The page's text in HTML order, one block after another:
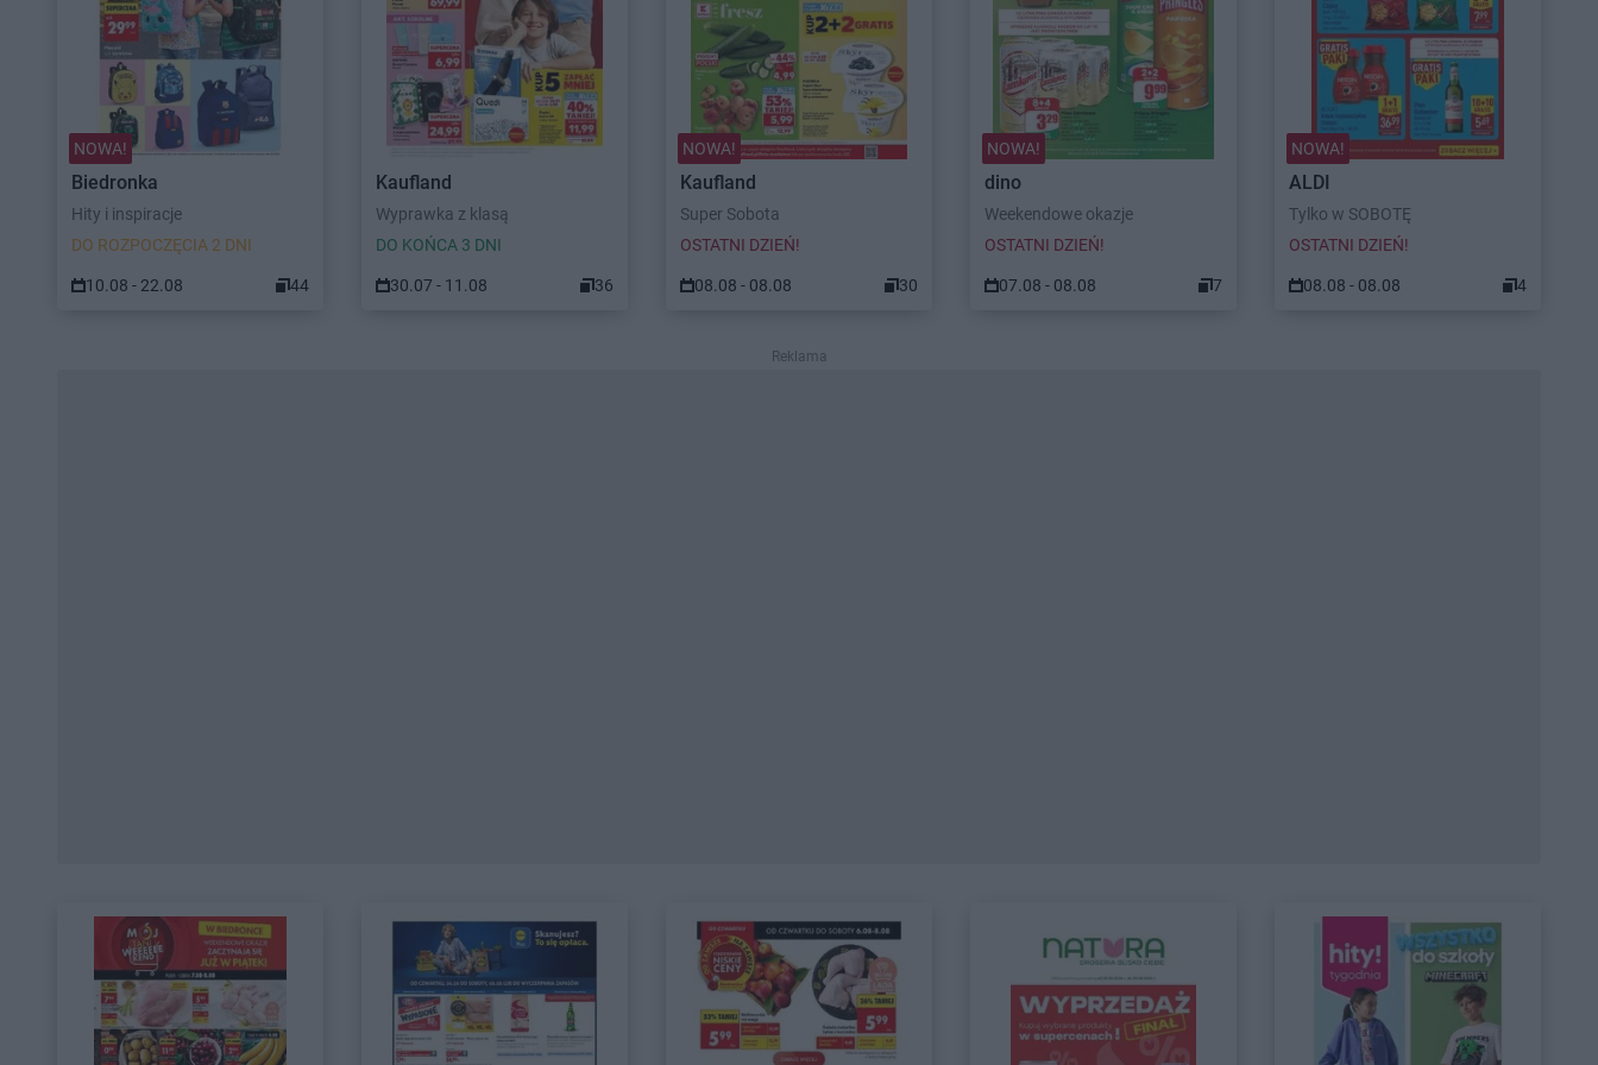
NOWA!
Biedronka
Hity i inspiracje
DO ROZPOCZĘCIA 2 DNI
10.08 - 22.08 44
Kaufland
Wyprawka z klasą
DO KOŃCA 3 DNI
30.07 - 11.08 36
NOWA!
Kaufland
Super Sobota
OSTATNI DZIEŃ!
08.08 - 08.08 30
NOWA!
dino
Weekendowe okazje
OSTATNI DZIEŃ!
07.08 - 08.08 7
NOWA!
ALDI
Tylko w SOBOTĘ
OSTATNI DZIEŃ!
08.08 - 08.08 4
Reklama